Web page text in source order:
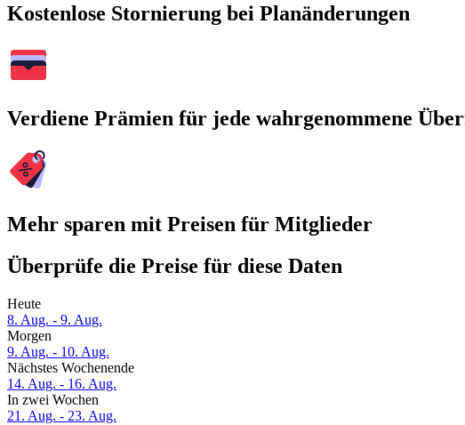
Kostenlose Stornierung bei Planänderungen
Verdiene Prämien für jede wahrgenommene
Mehr sparen mit Preisen für Mitglieder
Überprüfe die Preise für diese Daten
Heute
8. Aug. - 9. Aug.
Morgen
9. Aug. - 10. Aug.
Nächstes Wochenende
14. Aug. - 16. Aug.
In zwei Wochen
21. Aug. - 23. Aug.